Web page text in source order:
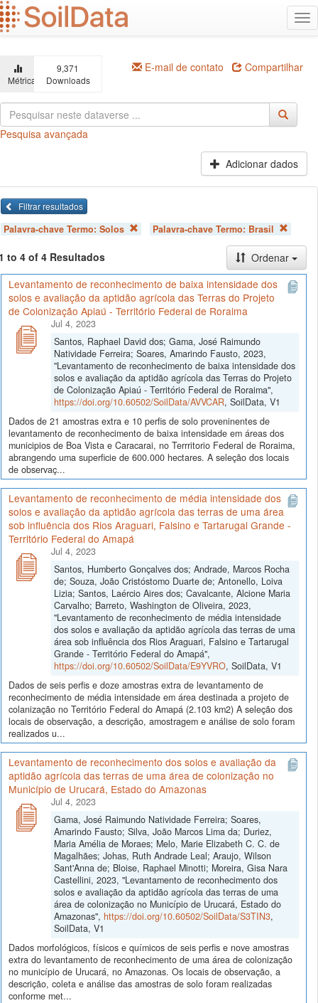
Ir
para
o
principal
Métricas
9,371
Downloads
E-mail de contato Compartilhar
Pesquisa avançada
Adicionar dados
Filtrar resultados
Palavra-chave Termo: Solos Palavra-chave Termo: Brasil
to 4 of 4 Resultados
Ordenar
Levantamento de reconhecimento de baixa intensidade dos
solos e avaliação da aptidão agrícola das Terras do Projeto
de Colonização Apiaú - Território Federal de Roraima
Jul 4, 2023
Santos, Raphael David dos; Gama, José Raimundo
Natividade Ferreira; Soares, Amarindo Fausto, 2023,
"Levantamento de reconhecimento de baixa intensidade dos
solos e avaliação da aptidão agrícola das Terras do Projeto
de Colonização Apiaú - Território Federal de Roraima",
https://doi.org/10.60502/SoilData/AVVCAR, SoilData, V1
Dados de 21 amostras extra e 10 perfis de solo proveninentes de
levantamento de reconhecimento de baixa intensidade em áreas dos
municipios de Boa Vista e Caracarai, no Terrritorio Federal de Roraima,
abrangendo uma superficie de 600.000 hectares. A seleção dos locais
de observaç...
Levantamento de reconhecimento de média intensidade dos
solos e avaliação da aptidão agrícola das terras de uma área
sob influência dos Rios Araguari, Falsino e Tartarugal Grande -
Território Federal do Amapá
Jul 4, 2023
Santos, Humberto Gonçalves dos; Andrade, Marcos Rocha
de; Souza, João Cristóstomo Duarte de; Antonello, Loiva
Lizia; Santos, Laércio Aires dos; Cavalcante, Alcione Maria
Carvalho; Barreto, Washington de Oliveira, 2023,
"Levantamento de reconhecimento de média intensidade
dos solos e avaliação da aptidão agrícola das terras de uma
área sob influência dos Rios Araguari, Falsino e Tartarugal
Grande - Território Federal do Amapá",
https://doi.org/10.60502/SoilData/E9YVRO, SoilData, V1
Dados de seis perfis e doze amostras extra de levantamento de
reconhecimento de média intensidade em área destinada a projeto de
colanização no Território Federal do Amapá (2.103 km2) A seleção dos
locais de observação, a descrição, amostragem e análise de solo foram
realizados u...
Levantamento de reconhecimento dos solos e avaliação da
aptidão agrícola das terras de uma área de colonização no
Município de Urucará, Estado do Amazonas
Jul 4, 2023
Gama, José Raimundo Natividade Ferreira; Soares,
Amarindo Fausto; Silva, João Marcos Lima da; Duriez,
Maria Amélia de Moraes; Melo, Marie Elizabeth C. C. de
Magalhães; Johas, Ruth Andrade Leal; Araujo, Wilson
Sant'Anna de; Bloise, Raphael Minotti; Moreira, Gisa Nara
Castellini, 2023, "Levantamento de reconhecimento dos
solos e avaliação da aptidão agrícola das terras de uma
área de colonização no Município de Urucará, Estado do
Amazonas", https://doi.org/10.60502/SoilData/S3TIN3,
SoilData, V1
Dados morfológicos, físicos e químicos de seis perfis e nove amostras
extra do levantamento de reconhecimento de uma área de colonização
no município de Urucará, no Amazonas. Os locais de observação, a
descrição, coleta e análise das amostras de solo foram realizadas
conforme met...